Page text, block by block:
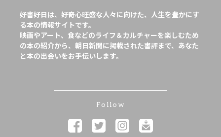
好書好日は、好奇心旺盛な人々に向けた、人生を豊かにす
る本の情報サイトです。
映画やアート、食などのライフ＆カルチャーを楽しむため
の本の紹介から、朝日新聞に掲載された書評まで、あなた
と本の出会いをお手伝いします。
Follow